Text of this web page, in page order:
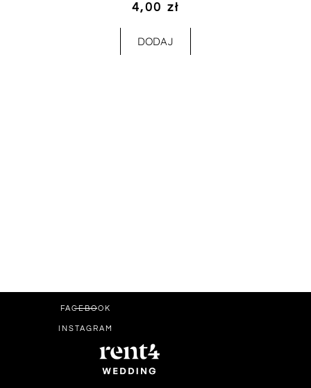
4,00zł
DODAJ
FACEBOOK
INSTAGRAM